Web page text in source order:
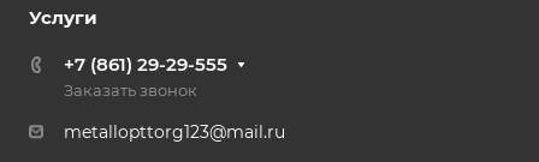
Услуги
+7 (861) 29-29-555
Заказать звонок
metallopttorg123@mail.ru